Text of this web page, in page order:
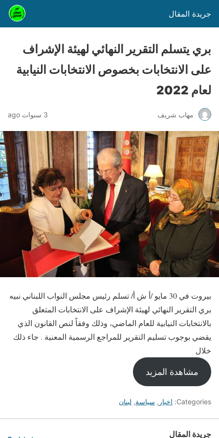
جريدة المقال
بري يتسلم التقرير النهائي لهيئة الإشراف
على الانتخابات بخصوص الانتخابات النيابية
لعام 2022
مهاب شريف 3 سنوات ago
بيروت في 30 مايو /أ ش أ/ تسلم رئيس مجلس النواب اللبناني نبيه
بري التقرير النهائي لهيئة الإشراف على الانتخابات المتعلق
بالانتخابات النيابية للعام الماضي، وذلك وفقاً لنص القانون الذي
يقضي بوجوب تسليم التقرير للمراجع الرسمية المعنية . جاء ذلك
خلال
مشاهدة المزيد
Categories: اخبار , سياسة, لبنان
جريدة المقال